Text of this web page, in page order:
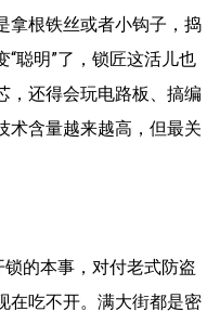
根铁丝或者小钩子，捣
聪明”了，锁匠这活儿也
，还得会玩电路板、搞编
术含量越来越高，但最关
锁的本事，对付老式防盗
在吃不开。满大街都是密